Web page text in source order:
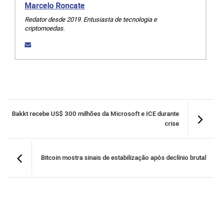
Marcelo Roncate
Redator desde 2019. Entusiasta de tecnologia e
criptomoedas.
Bakkt recebe US$ 300 milhões da Microsoft e ICE durante
crise
Bitcoin mostra sinais de estabilização após declínio brutal